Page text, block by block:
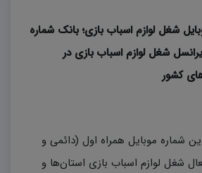
شغل لوازم اسباب بازی؛ بانک شماره
شغل لوازم اسباب بازی در
کشور
شماره موبایل همراه اول (دائمی و
شغل لوازم اسباب بازی استان‌‌ها و